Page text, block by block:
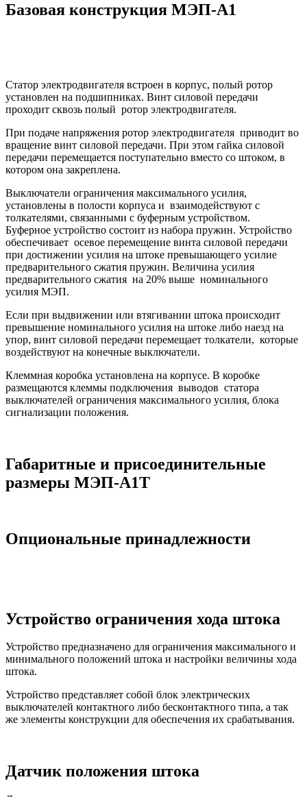
Базовая конструкция МЭП-А1
Статор электродвигателя встроен в корпус, полый ротор
установлен на подшипниках. Винт силовой передачи
проходит сквозь полый ротор электродвигателя.
При подаче напряжения ротор электродвигателя приводит во
вращение винт силовой передачи. При этом гайка силовой
передачи перемещается поступательно вместо со штоком, в
котором она закреплена.
Выключатели ограничения максимального усилия,
установлены в полости корпуса и взаимодействуют с
толкателями, связанными с буферным устройством.
Буферное устройство состоит из набора пружин. Устройство
обеспечивает осевое перемещение винта силовой передачи
при достижении усилия на штоке превышающего усилие
предварительного сжатия пружин. Величина усилия
предварительного сжатия на 20% выше номинального
усилия МЭП.
Если при выдвижении или втягивании штока происходит
превышение номинального усилия на штоке либо наезд на
упор, винт силовой передачи перемещает толкатели, которые
воздействуют на конечные выключатели.
Клеммная коробка установлена на корпусе. В коробке
размещаются клеммы подключения выводов статора
выключателей ограничения максимального усилия, блока
сигнализации положения.
Габаритные и присоединительные
размеры МЭП-А1Т
Опциональные принадлежности
Устройство ограничения хода штока
Устройство предназначено для ограничения максимального и
минимального положений штока и настройки величины хода
штока.
Устройство представляет собой блок электрических
выключателей контактного либо бесконтактного типа, а так
же элементы конструкции для обеспечения их срабатывания.
Датчик положения штока